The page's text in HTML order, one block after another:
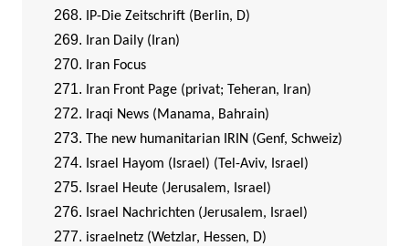
IP-Die Zeitschrift (Berlin, D)
ran Daily (Iran)
Iran Focus
Iran Front Page (privat; Teheran, Iran)
Iraqi News (Manama, Bahrain)
The new humanitarian IRIN (Genf, Schweiz)
Israel Hayom (Israel) (Tel-Aviv, Israel)
Israel Heute (Jerusalem, Israel)
Israel Nachrichten (Jerusalem, Israel)
israelnetz (Wetzlar, Hessen, D)